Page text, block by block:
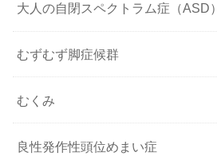
大人の自閉スペクトラム症（ASD）
むずむず脚症候群
むくみ
良性発作性頭位めまい症